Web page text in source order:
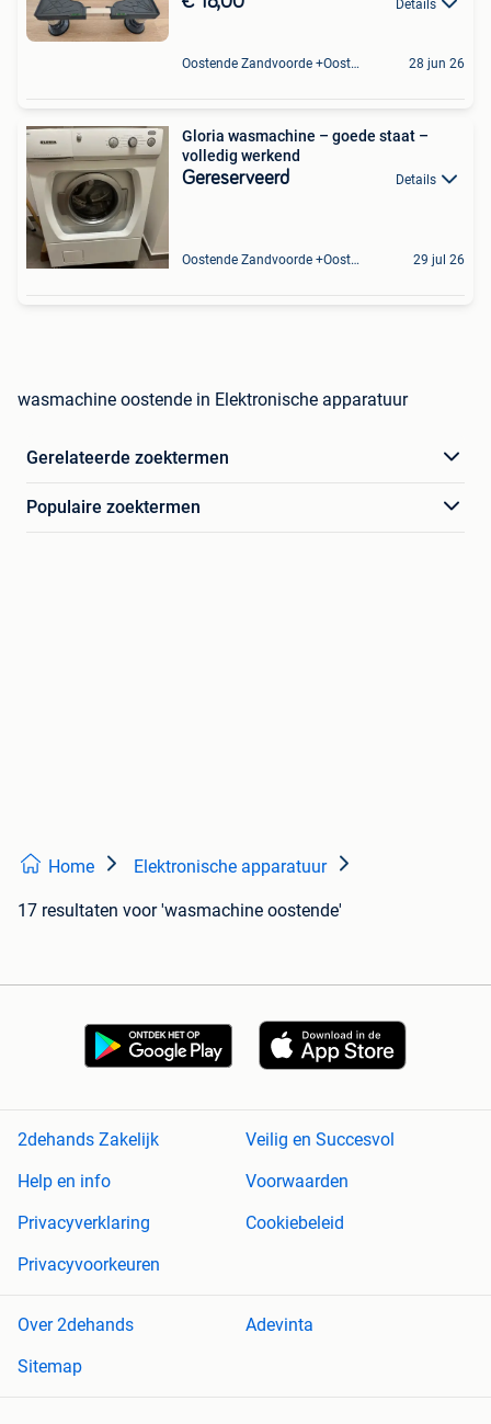
Details
Oostende Zandvoorde +Oostende 28 jun 26
Gloria wasmachine – goede staat –
volledig werkend
Gereserveerd Details
Oostende Zandvoorde +Oostende 29 jul 26
wasmachine oostende in Elektronische apparatuur
Gerelateerde zoektermen
Populaire zoektermen
Home Elektronische apparatuur
17 resultaten voor 'wasmachine oostende'
2dehands Zakelijk
Veilig en Succesvol
Help en info
Voorwaarden
Privacyverklaring
Cookiebeleid
Privacyvoorkeuren
Over 2dehands
Adevinta
Sitemap